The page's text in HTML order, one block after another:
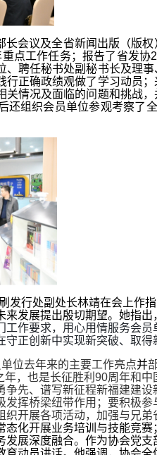
会议及全省新闻出版（版权
点工作任务；报告了省发协
、聘任秘书处副秘书长及理
正确政绩观做了学习动员；
关情况及面临的问题和挑战
还组织会员单位参观考察了
发行处副处长林靖在会上作
发展提出殷切期望。她指出，
作要求，用心用情服务会员
正创新中实现新突破、取得
位去年来的主要工作亮点并
年，也是长征胜利90周年和
先、谱写新征程新福建建设
挥桥梁纽带作用；要积极参
开展各项活动，加强与兄弟
化开展业务培训与技能竞赛；
发展深度融合。 作为协会党支